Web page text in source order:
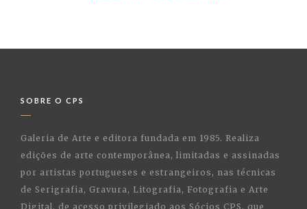
SOBRE O CPS
Galeria de Arte e editora fundada em 1985. Realiza
edições de arte contemporânea, limitadas e assinadas
por artistas portugueses e estrangeiros, nas técnicas
de Serigrafia, Gravura, Litografia, Fotografia e Arte
Digital, de acesso privilegiado aos Sócios CPS, que